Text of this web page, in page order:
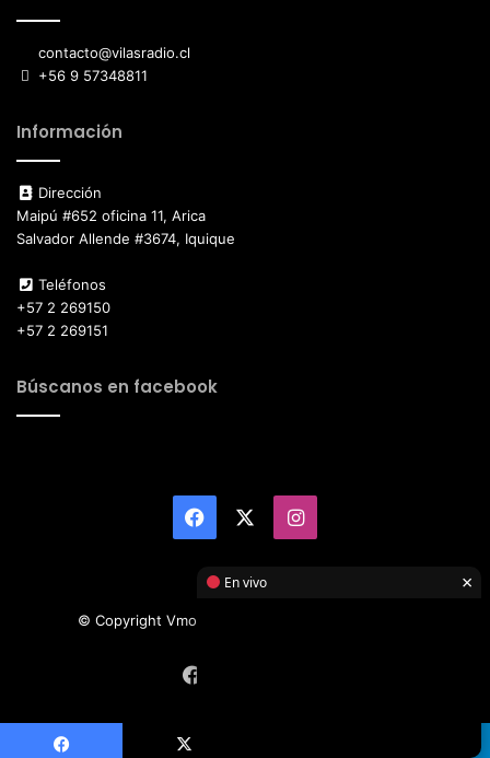
contacto@vilasradio.cl
+56 9 57348811
Información
Dirección
Maipú #652 oficina 11, Arica
Salvador Allende #3674, Iquique
Teléfonos
+57 2 269150
+57 2 269151
Búscanos en facebook
Facebook Instagram
© Copyright Vmotor TI 2026, All Rights Reserved
En vivo ×